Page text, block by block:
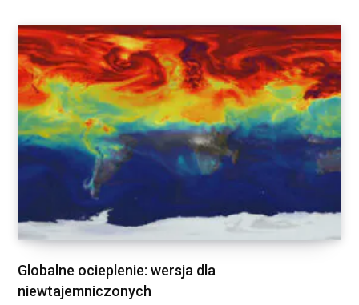
Globalne ocieplenie: wersja dla
niewtajemniczonych